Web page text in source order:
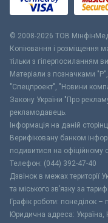
© 2008-2026 ТОВ
Копіювання і розміщення
тільки з гіперпосиланням
Матеріали з позначками
"Спецпроект", "Новини
Закону України "Про
рекламодавець.
Інформація на даній
Верифіковану банком
подивитися на офіційному
Телефон: (044) 392-47-40
Дзвінок в межах території
та міського зв’язку за
Графік роботи: понеділок –
Юридична адреса: Україна,